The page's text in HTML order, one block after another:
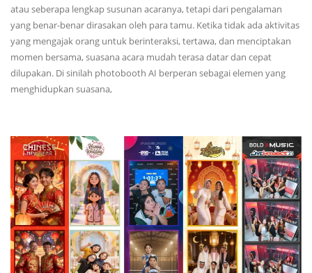
atau seberapa lengkap susunan acaranya, tetapi dari pengalaman
yang benar-benar dirasakan oleh para tamu. Ketika tidak ada aktivitas
yang mengajak orang untuk berinteraksi, tertawa, dan menciptakan
momen bersama, suasana acara mudah terasa datar dan cepat
dilupakan. Di sinilah photobooth AI berperan sebagai elemen yang
menghidupkan suasana,